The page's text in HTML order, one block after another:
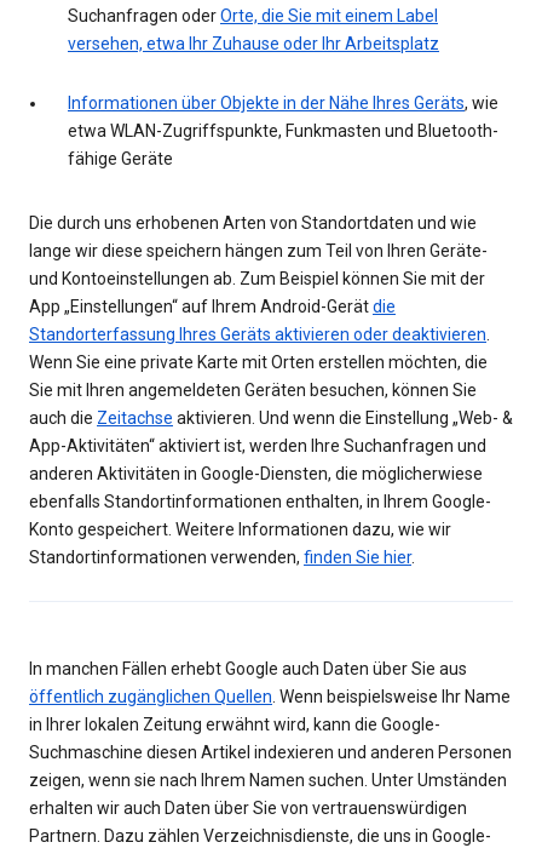
Suchanfragen oderOrte, die Sie mit einem Label
versehen, etwa Ihr Zuhause oder Ihr Arbeitsplatz
Informationen über Objekte in der Nähe Ihres Geräts, wie
etwa WLAN-Zugriffspunkte, Funkmasten und Bluetooth-
fähige Geräte
Die durch uns erhobenen Arten von Standortdaten und wie
lange wir diese speichern hängen zum Teil von Ihren Geräte-
und Kontoeinstellungen ab. Zum Beispiel können Sie mit der
App „Einstellungen“ auf Ihrem Android-Gerätdie
Standorterfassung Ihres Geräts aktivieren oder deaktivieren.
Wenn Sie eine private Karte mit Orten erstellen möchten, die
Sie mit Ihren angemeldeten Geräten besuchen, können Sie
auch die Zeitachse aktivieren. Und wenn die Einstellung „Web- &
App-Aktivitäten“ aktiviert ist, werden Ihre Suchanfragen und
anderen Aktivitäten in Google-Diensten, die möglicherwiese
ebenfalls Standortinformationen enthalten, in Ihrem Google-
Konto gespeichert. Weitere Informationen dazu, wie wir
Standortinformationen verwenden, finden Sie hier.
In manchen Fällen erhebt Google auch Daten über Sie aus
öffentlich zugänglichen Quellen. Wenn beispielsweise Ihr Name
in Ihrer lokalen Zeitung erwähnt wird, kann die Google-
Suchmaschine diesen Artikel indexieren und anderen Personen
zeigen, wenn sie nach Ihrem Namen suchen. Unter Umständen
erhalten wir auch Daten über Sie von vertrauenswürdigen
Partnern. Dazu zählen Verzeichnisdienste, die uns in Google-